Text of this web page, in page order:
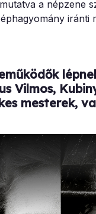
a népzene
iránti
Vilmos,
mesterek,